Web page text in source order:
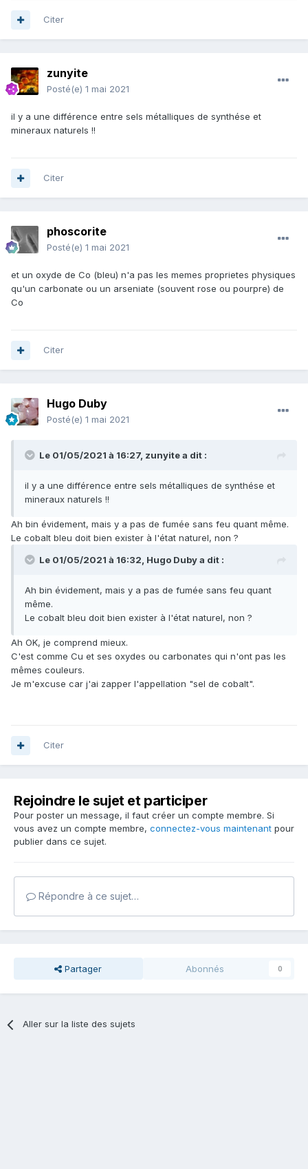
Citer
zunyite
Posté(e) 1 mai 2021
il y a une différence entre sels métalliques de synthése et
mineraux naturels !!
Citer
phoscorite
Posté(e) 1 mai 2021
et un oxyde de Co (bleu) n'a pas les memes proprietes physiques
qu'un carbonate ou un arseniate (souvent rose ou pourpre) de
Co
Citer
Hugo Duby
Posté(e) 1 mai 2021
Le 01/05/2021 à 16:27, zunyitea dit :
il y a une différence entre sels métalliques de synthése et
mineraux naturels !!
Ah bin évidement, mais y a pas de fumée sans feu quant même.
Le cobalt bleu doit bien exister à l'état naturel, non ?
Le 01/05/2021 à 16:32, Hugo Dubya dit :
Ah bin évidement, mais y a pas de fumée sans feu quant
même.
Le cobalt bleu doit bien exister à l'état naturel, non ?
Ah OK, je comprend mieux.
C'est comme Cu et ses oxydes ou carbonates qui n'ont pas les
mêmes couleurs.
Je m'excuse car j'ai zapper l'appellation "sel de cobalt".
Citer
Rejoindre le sujet et participer
Pour poster un message, il faut créer un compte membre. Si
vous avez un compte membre, connectez-vous maintenant pour
publier dans ce sujet.
Répondre à ce sujet…
Partager Abonnés 0
Aller sur la liste des sujets